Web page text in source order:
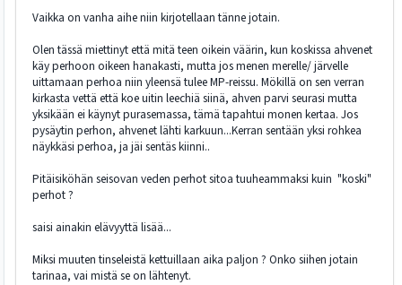
Vaikka on vanha aihe niin kirjotellaan tänne jotain.
Olen tässä miettinyt että mitä teen oikein väärin, kun koskissa ahvenet
käy perhoon oikeen hanakasti, mutta jos menen merelle/ järvelle
uittamaan perhoa niin yleensä tulee MP-reissu. Mökillä on sen verran
kirkasta vettä että koe uitin leechiä siinä, ahven parvi seurasi mutta
yksikään ei käynyt purasemassa, tämä tapahtui monen kertaa. Jos
pysäytin perhon, ahvenet lähti karkuun...Kerran sentään yksi rohkea
näykkäsi perhoa, ja jäi sentäs kiinni..
Pitäisiköhän seisovan veden perhot sitoa tuuheammaksi kuin "koski"
perhot ?
saisi ainakin elävyyttä lisää...
Miksi muuten tinseleistä kettuillaan aika paljon ? Onko siihen jotain
tarinaa, vai mistä se on lähtenyt.